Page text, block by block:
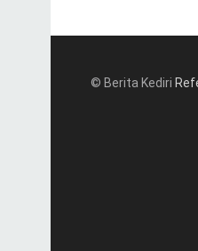
© Berita Kediri